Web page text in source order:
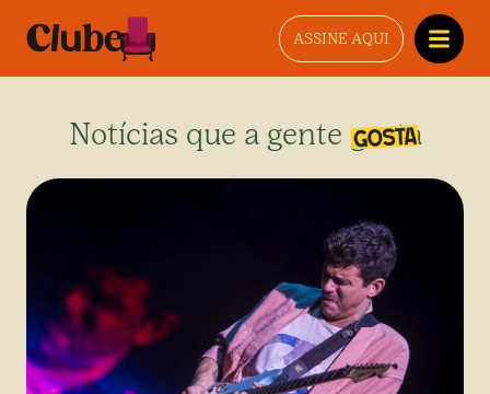
ASSINE AQUI
Notícias que a gente gosta